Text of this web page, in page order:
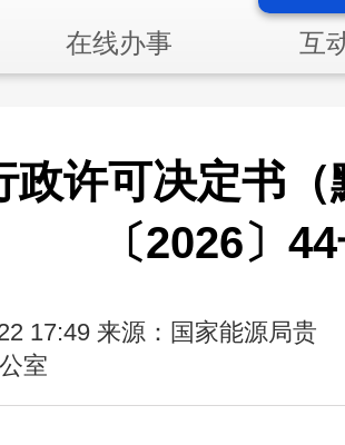
在线办事
互
政许可决定书（
〔2026〕
17:49 来源：国家能源局贵
室